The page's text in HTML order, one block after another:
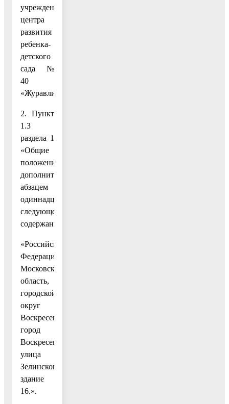
учреждения
центра
развития
ребенка-
детского
сада №
40
«Журавлик».».
2. Пункт
1.3
раздела 1
«Общие
положения»
дополнить
абзацем
одиннадцатым
следующего
содержания:
«Российская
Федерация,
Московская
область,
городской
округ
Воскресенск,
город
Воскресенск,
улица
Зелинского,
здание
16.».